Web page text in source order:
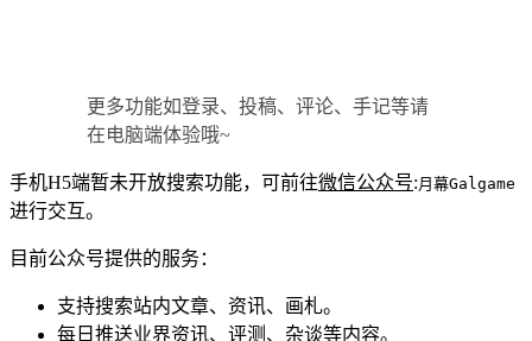
更多功能如登录、投稿、评论、手记等请
在电脑端体验哦~
手机H5端暂未开放搜索功能，可前往微信公众号:月幕Galgame
进行交互。
目前公众号提供的服务：
支持搜索站内文章、资讯、画札。
每日推送业界资讯、评测、杂谈等内容。